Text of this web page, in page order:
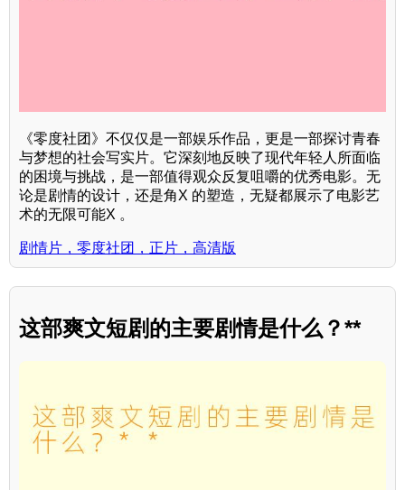
《零度社团》不仅仅是一部娱乐作品，更是一部探讨青春
与梦想的社会写实片。它深刻地反映了现代年轻人所面临
的困境与挑战，是一部值得观众反复咀嚼的优秀电影。无
论是剧情的设计，还是角X 的塑造，无疑都展示了电影艺
术的无限可能X 。
剧情片，零度社团，正片，高清版
这部爽文短剧的主要剧情是什么？**